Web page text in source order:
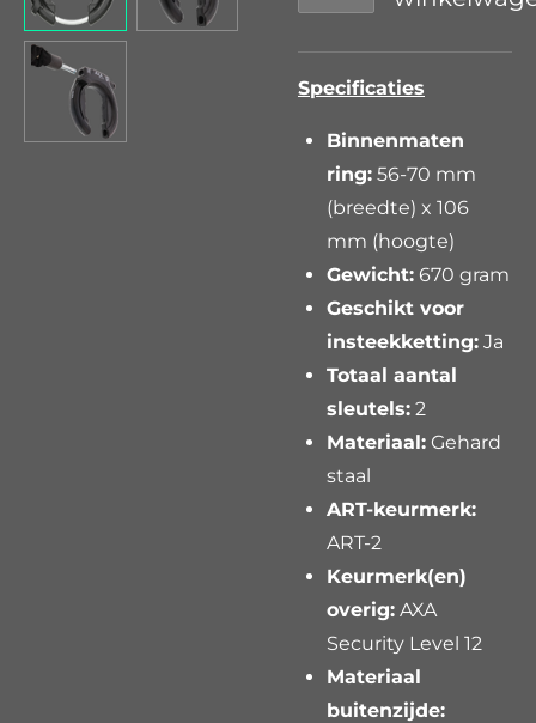
Specificaties
Binnenmaten
ring: 56-70 mm
(breedte) x 106
mm (hoogte)
Gewicht: 670 gram
Geschikt voor
insteekketting: Ja
Totaal aantal
sleutels: 2
Materiaal: Gehard
staal
ART-keurmerk:
ART-2
Keurmerk(en)
overig: AXA
Security Level 12
Materiaal
buitenzijde: